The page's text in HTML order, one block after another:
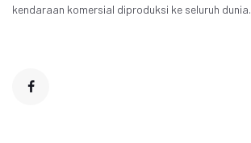
kendaraan komersial diproduksi ke seluruh dunia.